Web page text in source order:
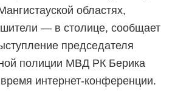
областях,
— в столице, сообщает
председателя
полиции МВД РК Берика
интернет-конференции.